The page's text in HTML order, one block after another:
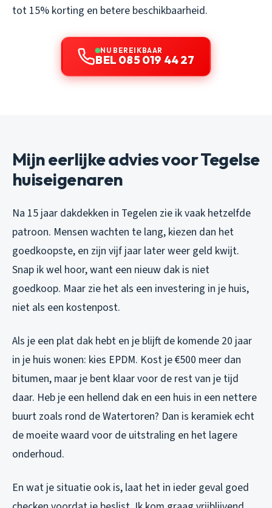
tot 15% korting en betere beschikbaarheid.
NU BEREIKBAAR
BEL 085 019 44 27
Mijn eerlijke advies voor Tegelse
huiseigenaren
Na 15 jaar dakdekken in Tegelen zie ik vaak hetzelfde
patroon. Mensen wachten te lang, kiezen dan het
goedkoopste, en zijn vijf jaar later weer geld kwijt.
Snap ik wel hoor, want een nieuw dak is niet
goedkoop. Maar zie het als een investering in je huis,
niet als een kostenpost.
Als je een plat dak hebt en je blijft de komende 20 jaar
in je huis wonen: kies EPDM. Kost je €500 meer dan
bitumen, maar je bent klaar voor de rest van je tijd
daar. Heb je een hellend dak en een huis in een nettere
buurt zoals rond de Watertoren? Dan is keramiek echt
de moeite waard voor de uitstraling en het lagere
onderhoud.
En wat je situatie ook is, laat het in ieder geval goed